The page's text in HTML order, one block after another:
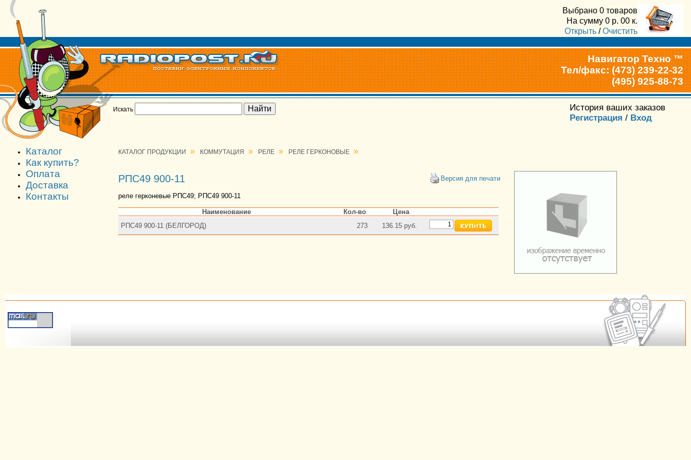
Выбрано 0 товаров
На сумму 0 р. 00 к.
Открыть /Очистить
Навигатор Техно ™
Тел/факс: (473) 239-22-32
(495) 925-88-73
Искать
История ваших заказов
Регистрация / Вход
Каталог
Как купить?
Оплата
Доставка
Контакты
КАТАЛОГ ПРОДУКЦИИ » КОММУТАЦИЯ » РЕЛЕ » РЕЛЕ ГЕРКОНОВЫЕ »
РПС49 900-11 Версия для печати
реле герконевые РПС49; РПС49 900-11
Наименование Кол-во
Цена
РПС49 900-11 (БЕЛГОРОД)
273 136.15 руб.